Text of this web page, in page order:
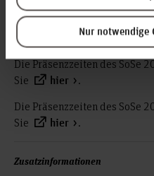
Nur notwendige
Die Präsenzzeiten des SoSe
Sie
.
Die Präsenzzeiten des SoSe
Sie
hier
.
Die Präsenzzeiten des SoSe
Sie
hier .
Zusatzinformationen